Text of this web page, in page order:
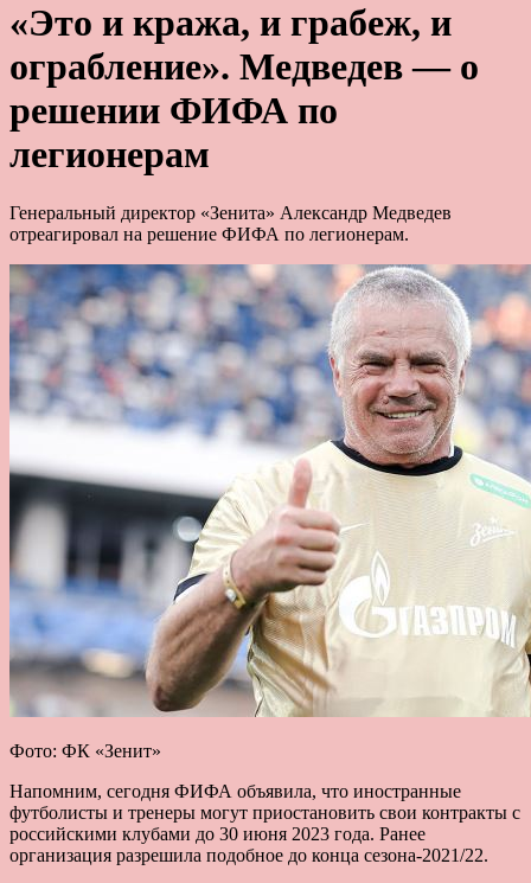
«Это и кража, и грабеж, и
ограбление». Медведев — о
решении ФИФА по
легионерам
Генеральный директор «Зенита» Александр Медведев
отреагировал на решение ФИФА по легионерам.
Фото: ФК «Зенит»
Напомним, сегодня ФИФА объявила, что иностранные
футболисты и тренеры могут приостановить свои контракты с
российскими клубами до 30 июня 2023 года. Ранее
организация разрешила подобное до конца сезона-2021/22.